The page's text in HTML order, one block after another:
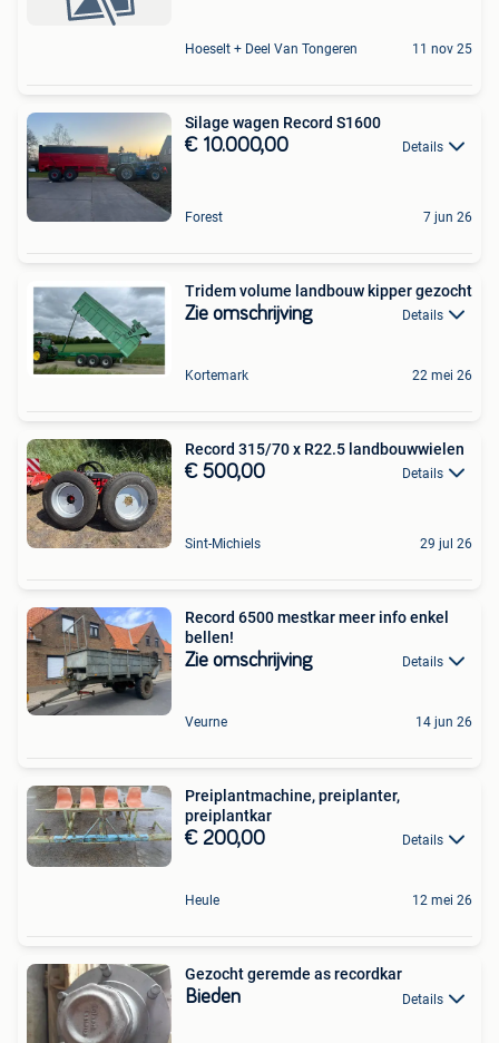
Hoeselt + Deel Van Tongeren 11 nov 25
Silage wagen Record S1600
€ 10.000,00 Details
Forest 7 jun 26
Tridem volume landbouw kipper gezocht
Zie omschrijving Details
Kortemark 22 mei 26
Record 315/70 x R22.5 landbouwwielen
€ 500,00 Details
Sint-Michiels 29 jul 26
Record 6500 mestkar meer info enkel
bellen!
Zie omschrijving Details
Veurne 14 jun 26
Preiplantmachine, preiplanter,
preiplantkar
€ 200,00 Details
Heule 12 mei 26
Gezocht geremde as recordkar
Bieden Details